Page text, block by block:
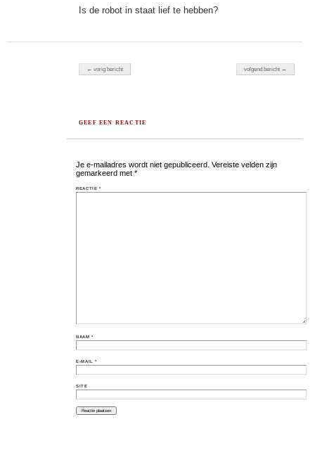
Is de robot in staat lief te hebben?
Berichten navigatie
← vorig bericht volgend bericht →
GEEF EEN REACTIE
Je e-mailadres wordt niet gepubliceerd. Vereiste velden zijn
gemarkeerd met *
REACTIE*
NAAM*
E-MAIL*
SITE